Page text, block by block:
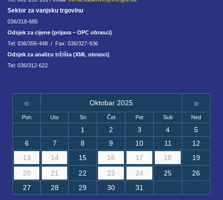
Sektor za vanjsku trgovinu
036/318-685
Odsjek za cijene (prijava – OPC obrasci)
Tel: 036/356-448 / Fax: 036/327-936
Odsjek za analizu tržišta (XML obrasci)
Tel: 036/312-622
« Oktobar 2025 »
Pon Uto Sri Čet Pet Sub Ned
1 2 3 4
5
6
7 8 9 10 11
12
13
14 15 16 17 18
19
20
21 22 23 24 25
26
27
28 29 30 31